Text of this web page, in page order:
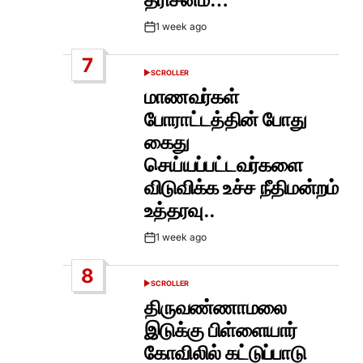
Post1 week ago
7
POSTED
SCROLLER
மாணவர்கள்
போராட்டத்தின் போது
கைது
செய்யப்பட்டவர்களை
விடுவிக்க உச்ச நீதிமன்றம்
உத்தரவு..
Post1 week ago
8
POSTED
SCROLLER
திருவண்ணாமலை
இடுக்கு பிள்ளையார்
கோவிலில் கட்டுப்பாடு